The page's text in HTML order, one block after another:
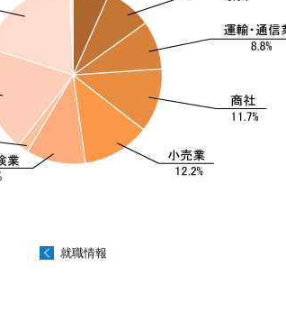
就職情報